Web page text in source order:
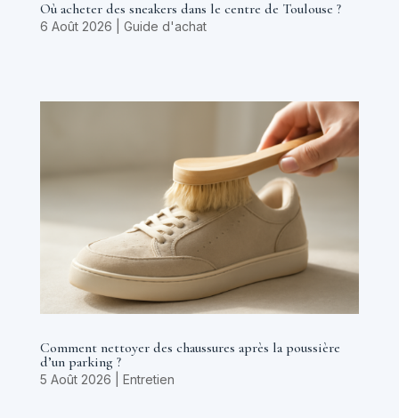
Où acheter des sneakers dans le centre de Toulouse ?
6 Août 2026 Guide d'achat
Comment nettoyer des chaussures après la poussière
d’un parking ?
5 Août 2026 Entretien